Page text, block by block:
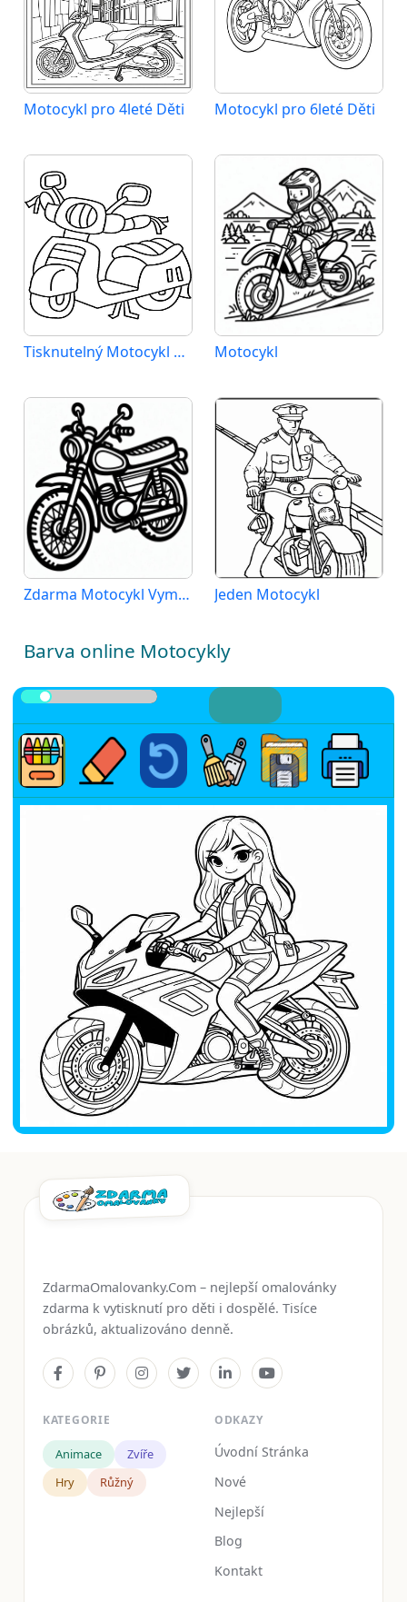
Motocykl pro 4leté Děti Motocykl pro 6leté Děti
Tisknutelný Motocykl Obrázek pro Děti Motocykl
Zdarma Motocykl Vymalovatelné Jeden Motocykl
Barva online Motocykly
ZdarmaOmalovanky.Com – nejlepší omalovánky
zdarma k vytisknutí pro děti i dospělé. Tisíce
obrázků, aktualizováno denně.
KATEGORIE
Animace
Zvíře
Hry
Růžný
ODKAZY
Úvodní Stránka
Nové
Nejlepší
Blog
Kontakt